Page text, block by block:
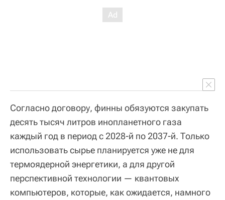
Согласно договору, финны обязуются закупать
десять тысяч литров инопланетного газа
каждый год в период с 2028-й по 2037-й. Только
использовать сырье планируется уже не для
термоядерной энергетики, а для другой
перспективной технологии — квантовых
компьютеров, которые, как ожидается, намного